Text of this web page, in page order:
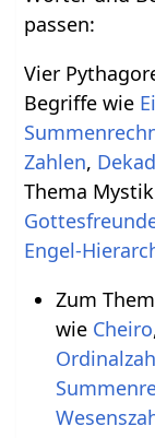
passen:
Vier
Begriffe wie
Zahlen,
Thema
Engel-
Zum
wie Cheiro